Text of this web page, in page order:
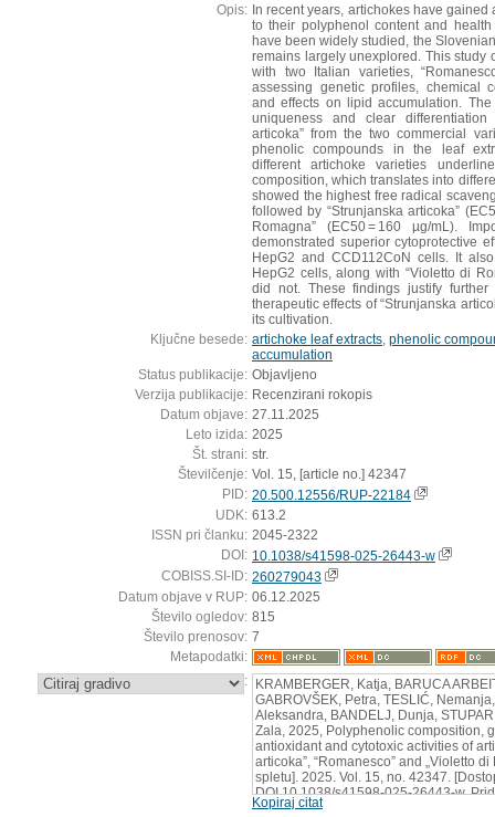
Opis: In recent years, artichokes have
to their polyphenol content and
have been widely studied, the
remains largely unexplored. This study
with two Italian varieties,
assessing genetic profiles, chemical
and effects on lipid accumulation.
uniqueness and clear
articoka” from the two commercial
phenolic compounds in the leaf
different artichoke varieties
composition, which translates into
showed the highest free radical
followed by “Strunjanska articoka”
Romagna” (EC50 = 160 µg/mL).
demonstrated superior cytoprotective
HepG2 and CCD112CoN cells. It
HepG2 cells, along with “Violetto di
did not. These findings justify
therapeutic effects of “Strunjanska
its cultivation.
Ključne besede: artichoke leaf extracts phenolic
accumulation
Status publikacije: Objavljeno
Verzija publikacije: Recenzirani rokopis
Datum objave: 27.11.2025
Leto izida: 2025
Št. strani: str.
Številčenje: Vol. 15, [article no.] 42347
PID: 20.500.12556/RUP-22184
UDK: 613.2
ISSN pri članku: 2045-2322
DOI: 10.1038/s41598-025-26443-w
COBISS.SI-ID: 260279043
Datum objave v RUP: 06.12.2025
Število ogledov: 815
Število prenosov: 7
Metapodatki:
: KRAMBERGER, Katja, BARUCA
GABROVŠEK, Petra, TESLIĆ,
Aleksandra, BANDELJ, Dunja,
Zala, 2025, Polyphenolic composition,
antioxidant and cytotoxic activities of
articoka”, “Romanesco” and „Violetto
spletu]. 2025. Vol. 15, no. 42347.
DOI 10.1038/s41598-025-26443-w.
https://dx.doi.org/10.1038/s41598-025-
Kopiraj citat